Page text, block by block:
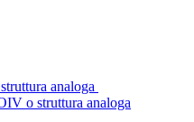
analoga
o struttura analoga